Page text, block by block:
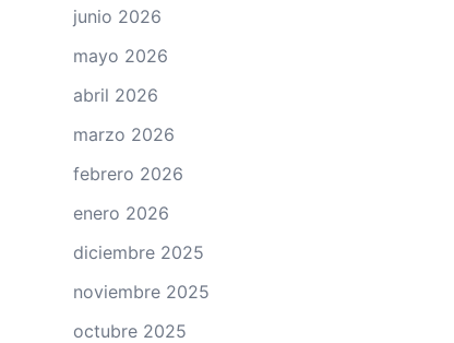
junio 2026
mayo 2026
abril 2026
marzo 2026
febrero 2026
enero 2026
diciembre 2025
noviembre 2025
octubre 2025